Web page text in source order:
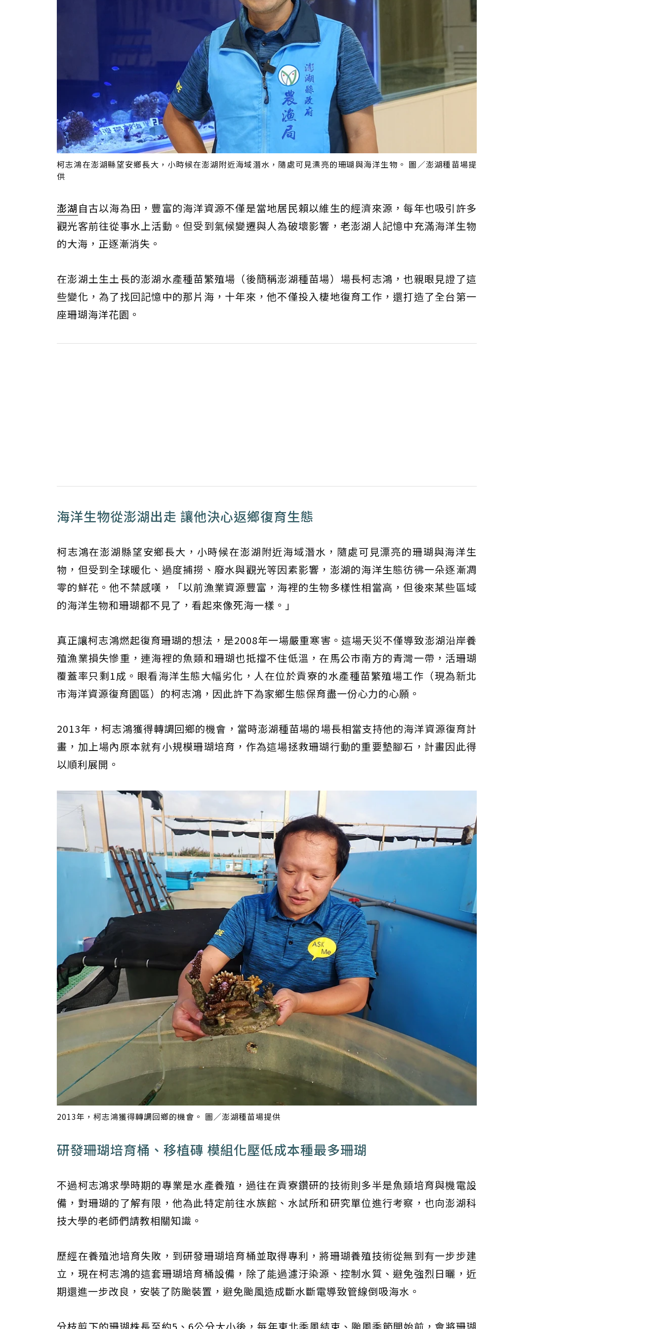
柯志鴻在澎湖縣望安鄉長大，小時候在澎湖附近海域潛水，隨處可見漂亮的珊瑚與海洋生物。 圖／澎湖種苗場提
供
澎湖 自古以海為田，豐富的海洋資源不僅是當地居民賴以維生的經濟來源，每年也吸引許多
觀光客前往從事水上活動。但受到氣候變遷與人為破壞影響，老澎湖人記憶中充滿海洋生物
的大海，正逐漸消失。
在澎湖土生土長的澎湖水產種苗繁殖場（後簡稱澎湖種苗場）場長柯志鴻，也親眼見證了這
些變化，為了找回記憶中的那片海，十年來，他不僅投入棲地復育工作，還打造了全台第一
座珊瑚海洋花園。
海洋生物從澎湖出走 讓他決心返鄉復育生態
柯志鴻在澎湖縣望安鄉長大，小時候在澎湖附近海域潛水，隨處可見漂亮的珊瑚與海洋生
物，但受到全球暖化、過度捕撈、廢水與觀光等因素影響，澎湖的海洋生態彷彿一朵逐漸凋
零的鮮花。他不禁感嘆，「以前漁業資源豐富，海裡的生物多樣性相當高，但後來某些區域
的海洋生物和珊瑚都不見了，看起來像死海一樣。」
真正讓柯志鴻燃起復育珊瑚的想法，是2008年一場嚴重寒害。這場天災不僅導致澎湖沿岸養
殖漁業損失慘重，連海裡的魚類和珊瑚也抵擋不住低溫，在馬公市南方的青灣一帶，活珊瑚
覆蓋率只剩1成。眼看海洋生態大幅劣化，人在位於貢寮的水產種苗繁殖場工作（現為新北
市海洋資源復育園區）的柯志鴻，因此許下為家鄉生態保育盡一份心力的心願。
2013年，柯志鴻獲得轉調回鄉的機會，當時澎湖種苗場的場長相當支持他的海洋資源復育計
畫，加上場內原本就有小規模珊瑚培育，作為這場拯救珊瑚行動的重要墊腳石，計畫因此得
以順利展開。
2013年，柯志鴻獲得轉調回鄉的機會。 圖／澎湖種苗場提供
研發珊瑚培育桶、移植磚 模組化壓低成本種最多珊瑚
不過柯志鴻求學時期的專業是水產養殖，過往在貢寮鑽研的技術則多半是魚類培育與機電設
備，對珊瑚的了解有限，他為此特定前往水族館、水試所和研究單位進行考察，也向澎湖科
技大學的老師們請教相關知識。
歷經在養殖池培育失敗，到研發珊瑚培育桶並取得專利，將珊瑚養殖技術從無到有一步步建
立，現在柯志鴻的這套珊瑚培育桶設備，除了能過濾汙染源、控制水質、避免強烈日曬，近
期還進一步改良，安裝了防颱裝置，避免颱風造成斷水斷電導致管線倒吸海水。